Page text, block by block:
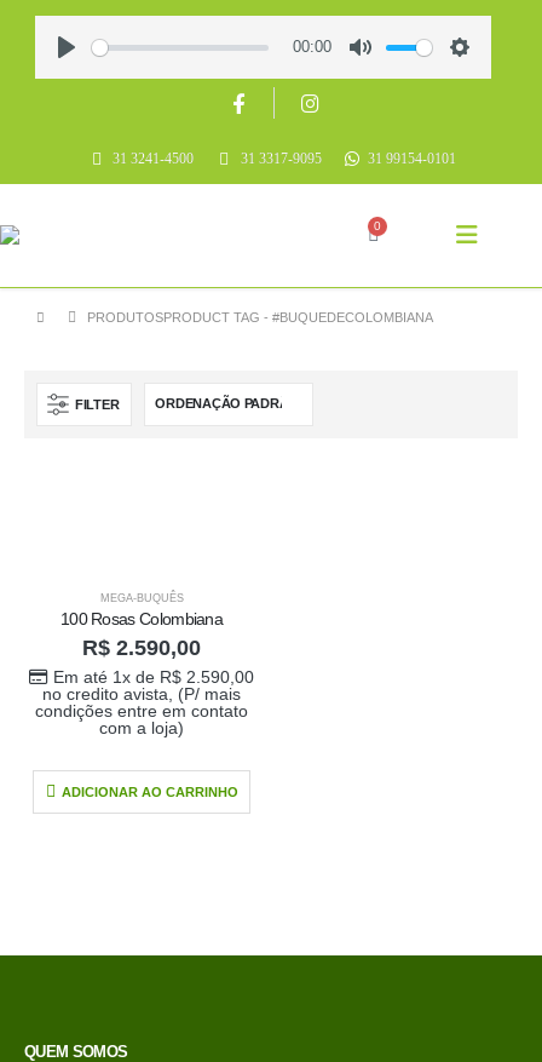
00:00
31 3241-4500 31 3317-9095 31 99154-0101
0
PRODUTOSPRODUCT TAG - #BUQUEDECOLOMBIANA
FILTER
MEGA-BUQUÊS
100 Rosas Colombiana
R$ 2.590,00
Em até 1x de R$2.590,00
no credito avista, (P/ mais
condições entre em contato
com a loja)
ADICIONAR AO CARRINHO
Buque doce amor
QUEM SOMOS